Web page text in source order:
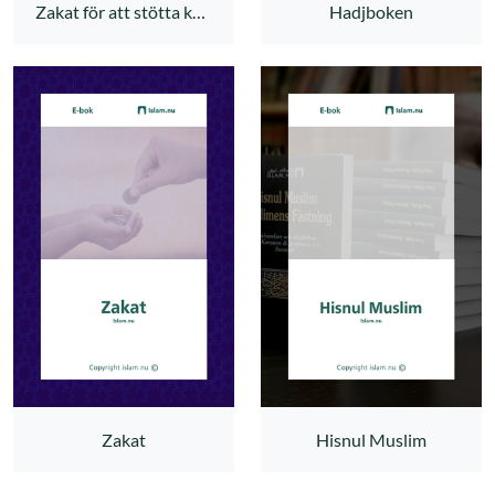
Zakat för att stötta kallet till islam Hadjboken
Zakat Hisnul Muslim